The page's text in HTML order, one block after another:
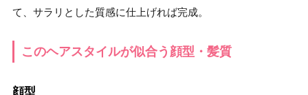
て、サラリとした質感に仕上げれば完成。
このヘアスタイルが似合う顔型・髪質
顔型